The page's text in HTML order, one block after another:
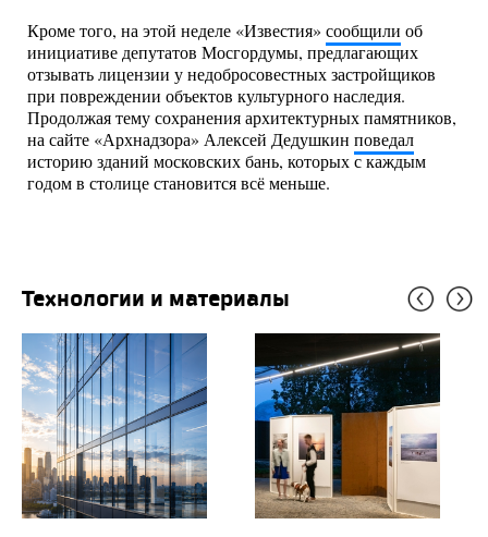
Кроме того, на этой неделе «Известия» сообщили об
инициативе депутатов Мосгордумы, предлагающих
отзывать лицензии у недобросовестных застройщиков
при повреждении объектов культурного наследия.
Продолжая тему сохранения архитектурных памятников,
на сайте «Архнадзора» Алексей Дедушкин поведал
историю зданий московских бань, которых с каждым
годом в столице становится всё меньше.
Технологии и материалы